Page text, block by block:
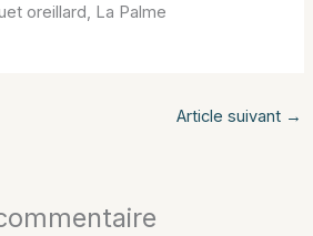
oreillard, La Palme
Article suivant →